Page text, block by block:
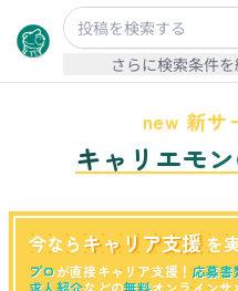
さらに検索条件を
new 新サ
キャリエモ
今なら キャリア支援 を
プロが直接キャリア支援！応募書
求人紹介などの無料オンラインサ